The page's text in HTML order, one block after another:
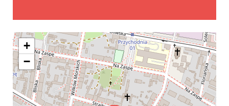
+
−